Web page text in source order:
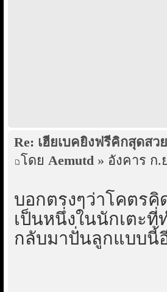
Re: เฮียเบคยิงฟรีคิกสุดสว
โดย Aemutd » อังคาร ก.
บอกตรงๆว่าโคตรคิ
เป็นหนึ่งในนักเตะ
กลับมาปั่นลูกแบบนี้อี